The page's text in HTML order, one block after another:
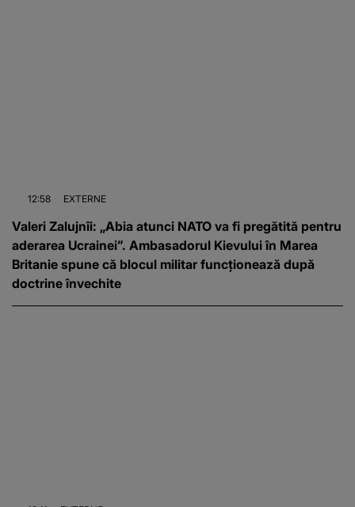
12:58 EXTERNE
Valeri Zalujnîi: „Abia atunci NATO va fi pregătită pentru
aderarea Ucrainei”. Ambasadorul Kievului în Marea
Britanie spune că blocul militar funcționează după
doctrine învechite